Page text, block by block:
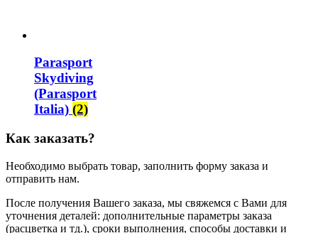
Parasport
Skydiving
(Parasport
Italia) (2)
Как заказать?
Необходимо выбрать товар, заполнить форму заказа и
отправить нам.
После получения Вашего заказа, мы свяжемся с Вами для
уточнения деталей: дополнительные параметры заказа
(расцветка и тд.), сроки выполнения, способы доставки и